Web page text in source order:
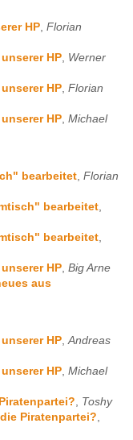
HP, Florian
HP, Werner
HP, Florian
HP, Michael
bearbeitet Florian
bearbeitet
bearbeitet
HP Big Arne
aus
HP Andreas
HP Michael
Toshy
Piratenpartei?